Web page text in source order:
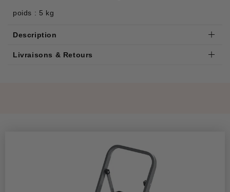
poids : 5 kg
Description
Livraisons & Retours